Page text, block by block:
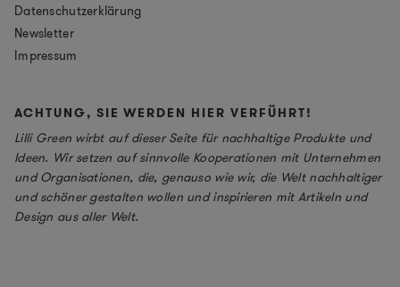
Datenschutzerklärung
Newsletter
Impressum
ACHTUNG, SIE WERDEN HIER VERFÜHRT!
Lilli Green wirbt auf dieser Seite für nachhaltige Produkte und
Ideen. Wir setzen auf sinnvolle Kooperationen mit Unternehmen
und Organisationen, die, genauso wie wir, die Welt nachhaltiger
und schöner gestalten wollen und inspirieren mit Artikeln und
Design aus aller Welt.